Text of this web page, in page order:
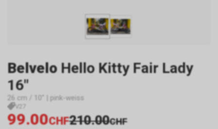
Belvelo Hello Kitty Fair Lady
16"
26 cm / 10" | pink-weiss
V27
99.00CHF210.00CHF